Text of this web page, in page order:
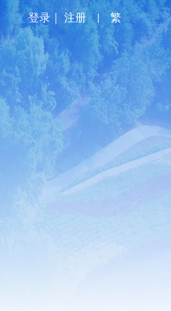
登录 ｜ 注册 | 繁
政民互动